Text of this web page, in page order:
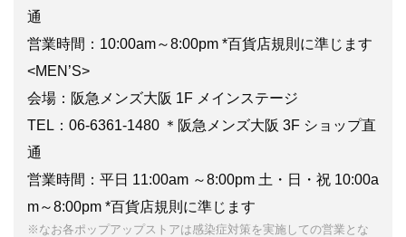
通
営業時間：10:00am～8:00pm *百貨店規則に準じます
<MEN’S>
会場：阪急メンズ大阪 1F メインステージ
TEL：06-6361-1480 ＊阪急メンズ大阪 3F ショップ直
通
営業時間：平日 11:00am ～8:00pm 土・日・祝 10:00a
m～8:00pm *百貨店規則に準じます
※なお各ポップアップストアは感染症対策を実施しての営業とな